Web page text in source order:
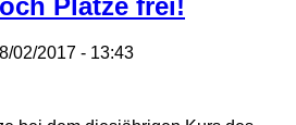
02/2017 - 13:43